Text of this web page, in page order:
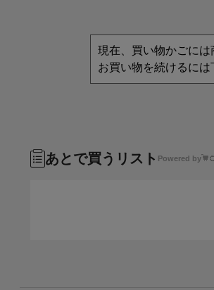
現在、買い物かごに
お買い物を続けるに
あとで買うリスト Powered by